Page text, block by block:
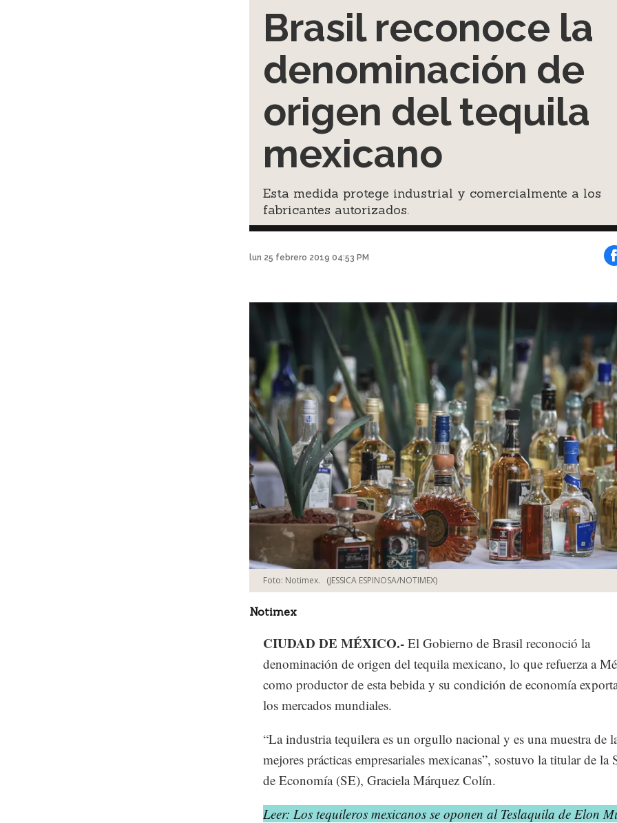
Brasil reconoce la
denominación de
origen del tequila
mexicano
Esta medida protege industrial y comercialmente a los
fabricantes autorizados.
lun 25 febrero 2019 04:53 PM
Foto: Notimex. (JESSICA ESPINOSA/NOTIMEX)
Notimex
CIUDAD DE MÉXICO.- El Gobierno de Brasil reconoció la
denominación de origen del tequila mexicano, lo que refuerza a
como productor de esta bebida y su condición de economía
los mercados mundiales.
“La industria tequilera es un orgullo nacional y es una muestra de
mejores prácticas empresariales mexicanas”, sostuvo la titular de la
de Economía (SE), Graciela Márquez Colín.
Leer: Los tequileros mexicanos se oponen al Teslaquila de Elon